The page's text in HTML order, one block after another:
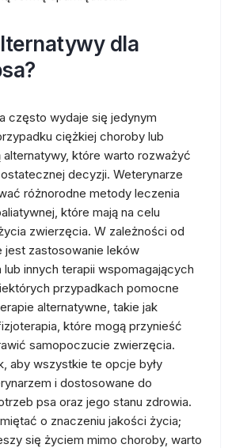
dla
często wydaje się jedynym
ciężkiej choroby lub
alternatywy, które warto rozważyć
decyzji. Weterynarze
różnorodne metody leczenia
które mają na celu
zwierzęcia. W zależności od
jest zastosowanie leków
innych terapii wspomagających
przypadkach pomocne
alternatywne, takie jak
które mogą przynieść
samopoczucie zwierzęcia.
aby wszystkie te opcje były
i dostosowane do
psa oraz jego stanu zdrowia.
o znaczeniu jakości życia;
się życiem mimo choroby, warto